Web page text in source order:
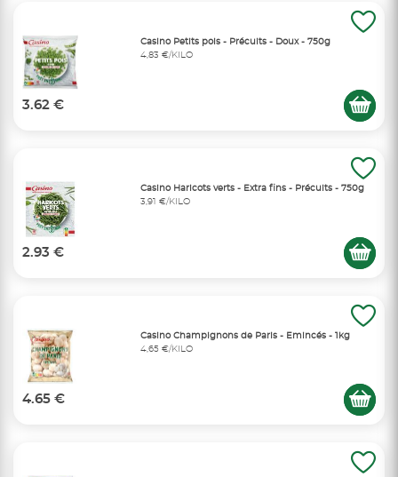
Casino Petits pois - Précuits - Doux - 750g
4,83 €/KILO
3.62 €
Casino Haricots verts - Extra fins - Précuits - 750g
3,91 €/KILO
2.93 €
Casino Champignons de Paris - Emincés - 1kg
4,65 €/KILO
4.65 €